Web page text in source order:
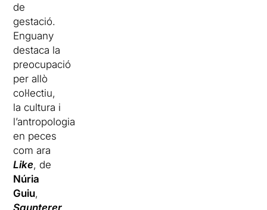
de
gestació.
Enguany
destaca la
preocupació
per allò
col·lectiu,
la cultura i
l’antropologia
en peces
com ara
Like, de
Núria
Guiu,